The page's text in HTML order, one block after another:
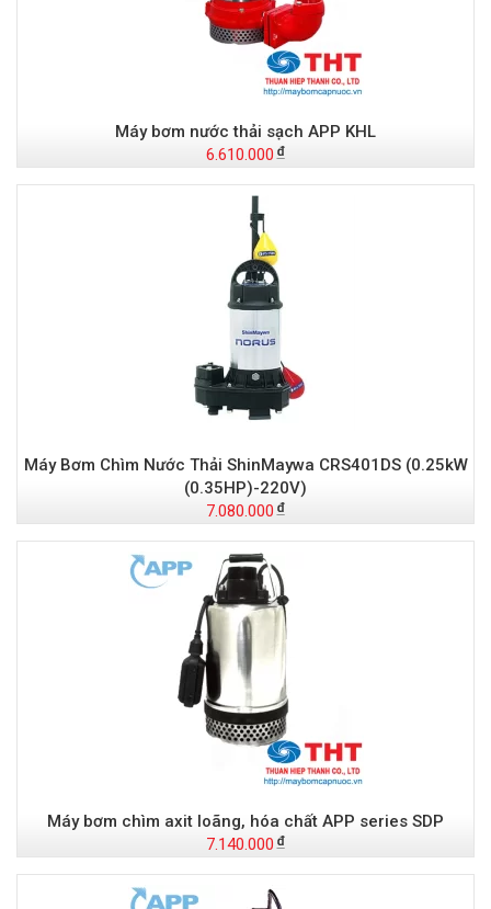
Máy bơm nước thải sạch APP KHL
6.610.000
Máy Bơm Chìm Nước Thải ShinMaywa CRS401DS (0.25kW
(0.35HP)-220V)
7.080.000
Máy bơm chìm axit loãng, hóa chất APP series SDP
7.140.000